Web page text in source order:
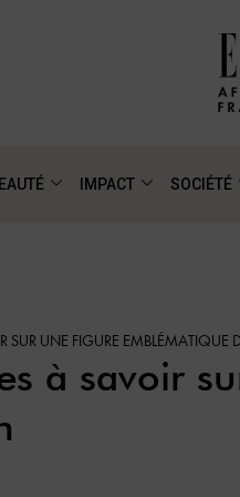
IMPACT SOCIÉTÉ
UNE FIGURE EMBLÉMATIQUE
à savoir